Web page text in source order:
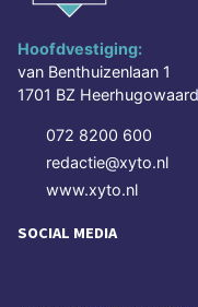
Hoofdvestiging:
van Benthuizenlaan 1
1701 BZ Heerhugowaard
072 8200 600
redactie@xyto.nl
www.xyto.nl
SOCIAL MEDIA